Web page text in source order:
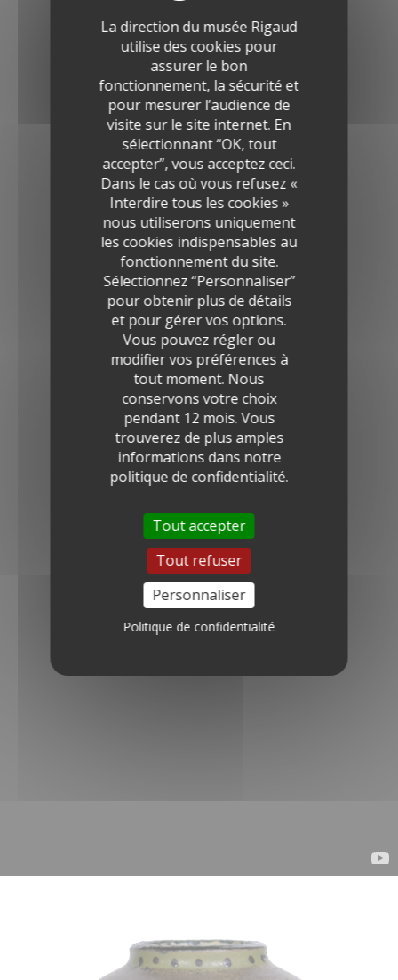
La direction du musée Rigaud
utilise des cookies pour
assurer le bon
fonctionnement, la sécurité et
pour mesurer l’audience de
visite sur le site internet. En
sélectionnant “OK, tout
accepter”, vous acceptez ceci.
Dans le cas où vous refusez «
Interdire tous les cookies »
nous utiliserons uniquement
les cookies indispensables au
fonctionnement du site.
Sélectionnez “Personnaliser”
pour obtenir plus de détails
et pour gérer vos options.
Vous pouvez régler ou
modifier vos préférences à
tout moment. Nous
conservons votre choix
pendant 12 mois. Vous
trouverez de plus amples
informations dans notre
politique de confidentialité.
Tout accepter
Tout refuser
Personnaliser
Politique de confidentialité